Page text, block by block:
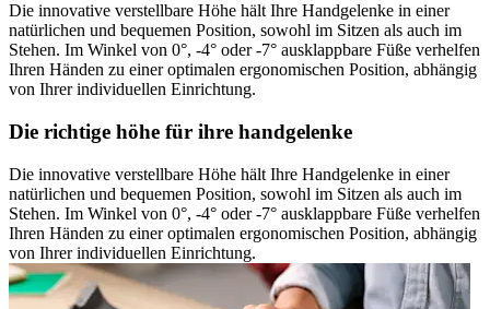
Die innovative verstellbare Höhe hält Ihre Handgelenke in einer
natürlichen und bequemen Position, sowohl im Sitzen als auch im
Stehen. Im Winkel von 0°, -4° oder -7° ausklappbare Füße verhelfen
Ihren Händen zu einer optimalen ergonomischen Position, abhängig
von Ihrer individuellen Einrichtung.
Die richtige höhe für ihre handgelenke
Die innovative verstellbare Höhe hält Ihre Handgelenke in einer
natürlichen und bequemen Position, sowohl im Sitzen als auch im
Stehen. Im Winkel von 0°, -4° oder -7° ausklappbare Füße verhelfen
Ihren Händen zu einer optimalen ergonomischen Position, abhängig
von Ihrer individuellen Einrichtung.